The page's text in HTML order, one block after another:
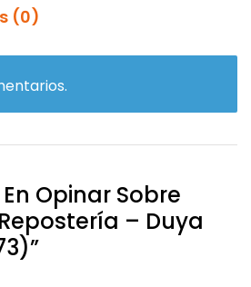
(0)
Opinar Sobre
– Duya